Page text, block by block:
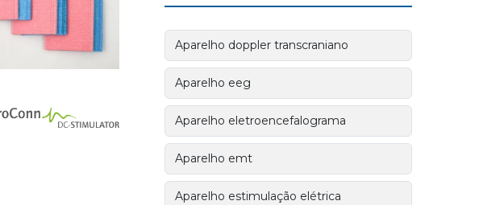
Aparelho doppler transcraniano
Aparelho eeg
Aparelho eletroencefalograma
Aparelho emt
Aparelho estimulação elétrica